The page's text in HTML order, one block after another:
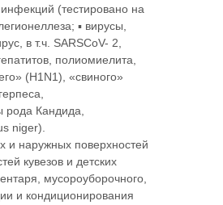
(тестировано на
▪ вирусы,
в т.ч. SARSCoV- 2,
полиомиелита,
(H1N1), «свиного»
рода Кандида,
niger).
наружных поверхностей
кувезов и детских
мусороуборочного,
и кондиционирования